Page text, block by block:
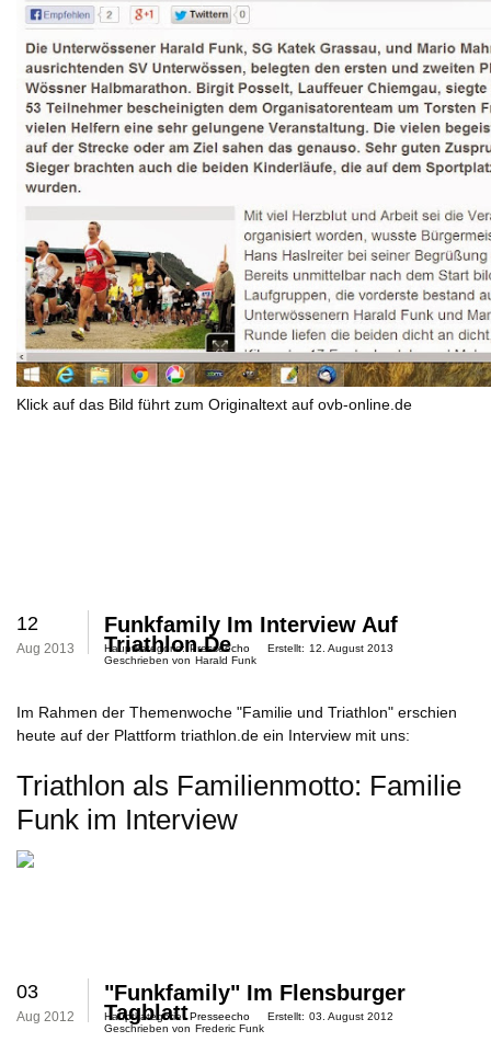
Klick auf das Bild führt zum Originaltext auf ovb-online.de
12
Aug 2013
Funkfamily Im Interview Auf
Triathlon.de
Hauptkategorie: Presseecho Erstellt: 12. August 2013
Geschrieben von Harald Funk
Im Rahmen der Themenwoche "Familie und Triathlon" erschien
heute auf der Plattform triathlon.de ein Interview mit uns:
Triathlon als Familienmotto: Familie
Funk im Interview
03
Aug 2012
"funkfamily" Im Flensburger
Tagblatt
Hauptkategorie: Presseecho Erstellt: 03. August 2012
Geschrieben von Frederic Funk